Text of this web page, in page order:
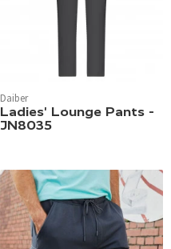
Daiber
Ladies' Lounge Pants -
JN8035